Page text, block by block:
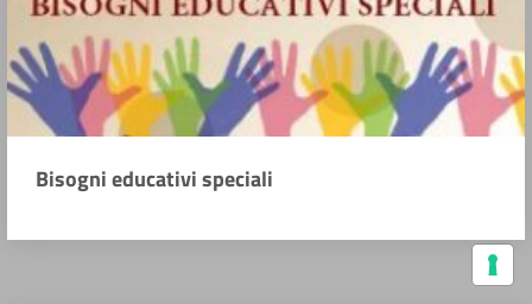
Bisogni educativi speciali
Le